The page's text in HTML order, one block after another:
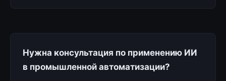
Нужна консультация по применению ИИ
в промышленной автоматизации?